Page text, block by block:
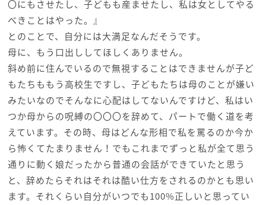
〇にもさせたし、子どもも産ませたし、私は女としてやる
べきことはやった。』
とのことで、自分には大満足なんだそうです。
母に、もう口出ししてほしくありません。
斜め前に住んでいるので無視することはできませんが子ど
もたちももう高校生ですし、子どもたちは母のことが嫌い
みたいなのでそんなに心配はしてないんですけど、私はい
つか母からの呪縛の〇〇〇を辞めて、パートで働く道を考
えています。その時、母はどんな形相で私を罵るのか今か
ら怖くてたまりません！でもこれまでずっと私が全て思う
通りに動く娘だったから普通の会話ができていたと思う
と、辞めたらそれはそれは酷い仕方をされるのかとも思い
ます。それくらい自分がいつでも100%正しいと思ってい